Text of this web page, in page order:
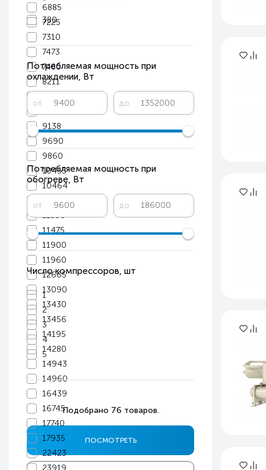
6885
7225
7310
7473
7480
8211
9138
9690
9860
10455
10464
11220
11356
11475
11900
11960
12665
13090
13430
13456
14195
14280
14943
14960
16439
16745
17740
17935
22423
23919
380
Потребляемая мощность при
охлаждении, Вт
от до
Потребляемая мощность при
обогреве, Вт
от до
Число компрессоров, шт
1
2
3
4
5
Подобрано 76 товаров.